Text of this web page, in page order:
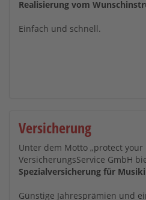
Realisierung vom
Einfach und schnell.
Versicherung
Unter dem Motto „protect
VersicherungsService GmbH
Spezialversicherung für
Günstige Jahresprämien und